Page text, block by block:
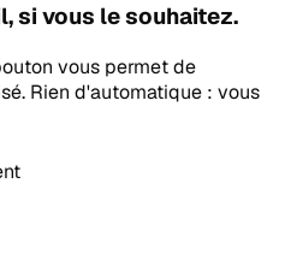
si vous le souhaitez.
vous permet de
Rien d'automatique : vous